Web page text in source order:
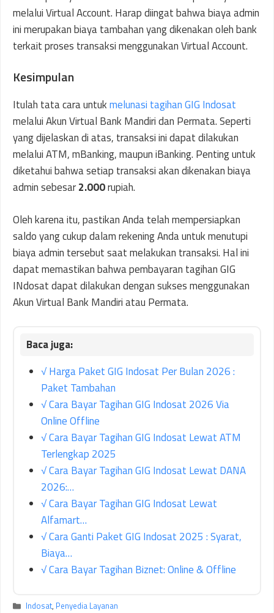
melalui Virtual Account. Harap diingat bahwa biaya admin
ini merupakan biaya tambahan yang dikenakan oleh bank
terkait proses transaksi menggunakan Virtual Account.
Kesimpulan
Itulah tata cara untukmelunasi tagihan GIG Indosat
melalui Akun Virtual Bank Mandiri dan Permata. Seperti
yang dijelaskan di atas, transaksi ini dapat dilakukan
melalui ATM, mBanking, maupun iBanking. Penting untuk
diketahui bahwa setiap transaksi akan dikenakan biaya
admin sebesar2.000rupiah.
Oleh karena itu, pastikan Anda telah mempersiapkan
saldo yang cukup dalam rekening Anda untuk menutupi
biaya admin tersebut saat melakukan transaksi. Hal ini
dapat memastikan bahwa pembayaran tagihan GIG
INdosat dapat dilakukan dengan sukses menggunakan
Akun Virtual Bank Mandiri atau Permata.
√ Harga Paket GIG Indosat Per Bulan 2026 :
Paket Tambahan
√ Cara Bayar Tagihan GIG Indosat 2026 Via
Online Offline
√ Cara Bayar Tagihan GIG Indosat Lewat ATM
Terlengkap 2025
√ Cara Bayar Tagihan GIG Indosat Lewat DANA
2026:…
√ Cara Bayar Tagihan GIG Indosat Lewat
Alfamart…
√ Cara Ganti Paket GIG Indosat 2025 : Syarat,
Biaya…
√ Cara Bayar Tagihan Biznet: Online & Offline
Kategori
Indosat, Penyedia Layanan